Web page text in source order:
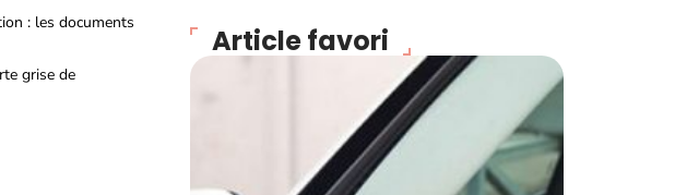
: les documents
grise de
Article favori